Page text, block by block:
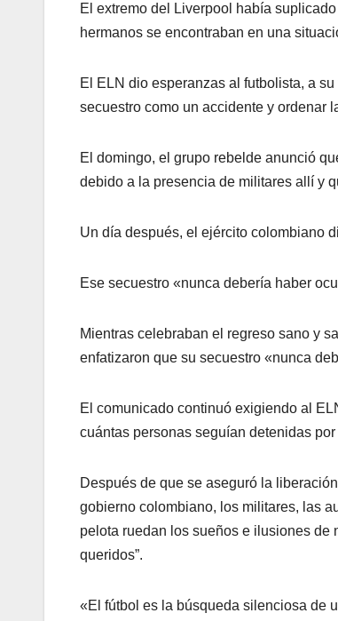
El extremo del Liverpool había
hermanos se encontraban en una
El ELN dio esperanzas al futbolista, a
secuestro como un accidente y ordenar
El domingo, el grupo rebelde anunció
debido a la presencia de militares allí y
Un día después, el ejército colombiano
Ese secuestro «nunca debería haber
Mientras celebraban el regreso sano y
enfatizaron que su secuestro «nunca
El comunicado continuó exigiendo al
cuántas personas seguían detenidas
Después de que se aseguró la
gobierno colombiano, los militares, las
pelota ruedan los sueños e ilusiones de
queridos”.
«El fútbol es la búsqueda silenciosa de